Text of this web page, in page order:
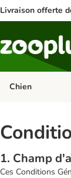
Livraison offerte
Chien
1. Champ
Ces Conditions